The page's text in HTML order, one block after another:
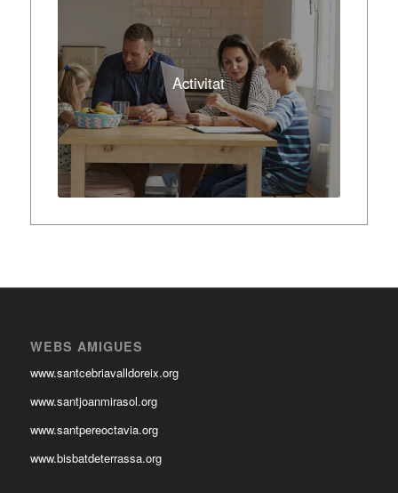
Activitat
WEBS AMIGUES
www.santcebriavalldoreix.org
www.santjoanmirasol.org
www.santpereoctavia.org
www.bisbatdeterrassa.org